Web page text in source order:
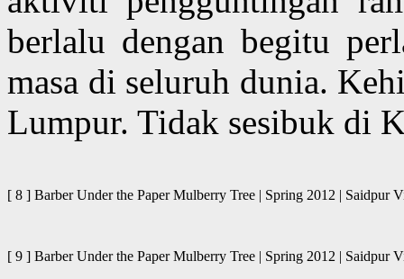
berlalu dengan begitu
masa di seluruh dunia.
Lumpur. Tidak sesibuk di
[ 8 ] Barber Under the Paper Mulberry Tree | Spring 2012 |
[ 9 ] Barber Under the Paper Mulberry Tree | Spring 2012 |